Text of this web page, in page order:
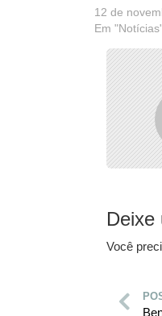
12 de
Em
Deixe
Você